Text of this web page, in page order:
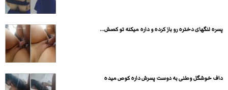
پسره لنگهای دختره رو باز کرده و داره میکنه تو کصش...
داف خوشگل وطنی به دوست پسرش داره کوص میده